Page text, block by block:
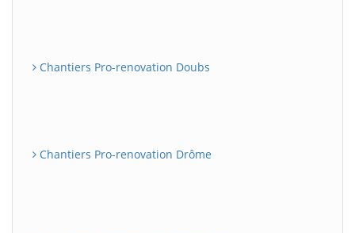
Chantiers Pro-renovation Doubs
Chantiers Pro-renovation Drôme